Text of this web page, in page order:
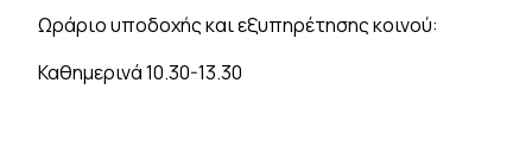
Ωράριο υποδοχής και εξυπηρέτησης κοινού:
Καθημερινά 10.30-13.30